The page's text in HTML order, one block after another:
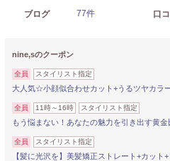
ブログ 77件 口
nine,sのクーポン
全員 スタイリスト指定
大人気☆小顔似合わせカット+うるツヤカラ
全員 11時～16時 スタイリスト指定
もう悩まない！あなたの魅力を引き出す黄
全員 スタイリスト指定
【髪に光沢を】美髪矯正ストレート+カッ